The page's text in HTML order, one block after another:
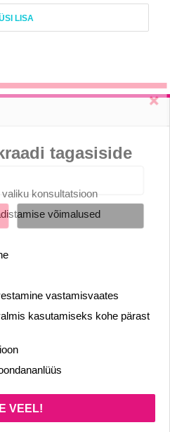
LISA
tagasiside
konsultatsioon
võimalused
vastamisvaates
kasutamiseks kohe pärast
VEEL!
valdkonnas
Ei, tänan